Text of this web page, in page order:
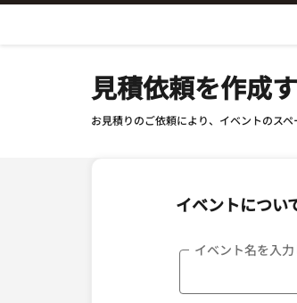
Skip To Content
見積依頼を作成
お見積りのご依頼により、イベントのス
イベントについ
イベント名を入